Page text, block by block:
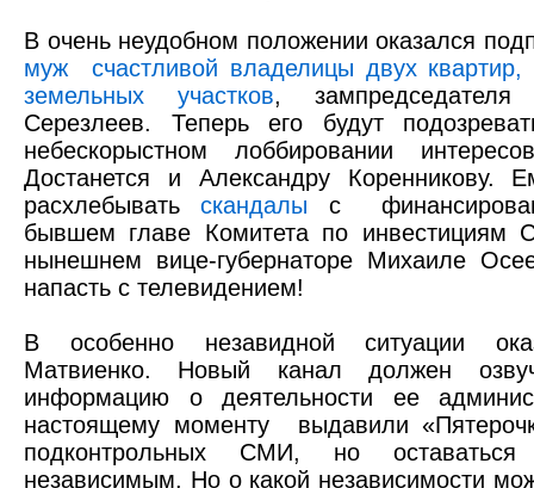
В очень неудобном положении оказался
муж
счастливой владелицы двух
земельных участков,
Серезлеев. Теперь его будут
небескорыстном лоббировании
Достанется и Александру Коренникову.
расхлебыватьскандалы с
бывшем главе Комитета по инвестициям
нынешнем вице-губернаторе Михаиле
напасть с телевидением!
В особенно незавидной ситуации
Матвиенко. Новый канал должен
информацию о деятельности ее
настоящему моменту
выдавили
подконтрольных СМИ, но
независимым. Но о какой независимости